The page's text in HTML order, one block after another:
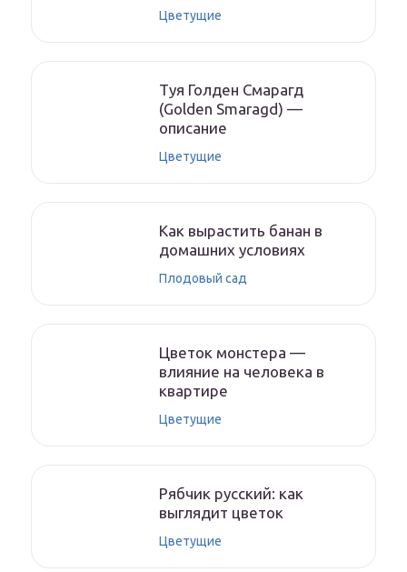
Цветущие
Туя Голден Смарагд
(Golden Smaragd) —
описание
Цветущие
Как вырастить банан в
домашних условиях
Плодовый сад
Цветок монстера —
влияние на человека в
квартире
Цветущие
Рябчик русский: как
выглядит цветок
Цветущие